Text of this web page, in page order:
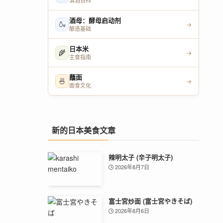
🍶 酒母：酵母启动剂
酿造基础
→
🌾 日本米
主食指南
→
🍜 蘸面
面食文化
→
新的日本美食文章
辣明太子 (辛子明太子)
2026年8月7日
富士宮炒面 (富士宮やきそば)
2026年8月6日